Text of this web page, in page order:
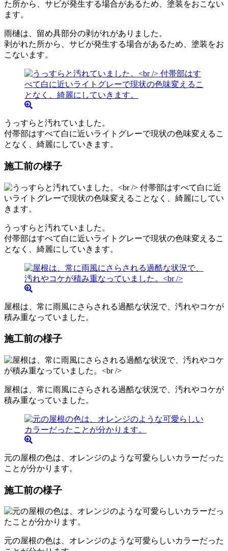
雨樋は、留め具部分の剥がれがありました。
剥がれた所から、サビが発生する場合があるため、塗装をお
こないます。
うっすらと汚れていました。
付帯部はすべて白に近いライトグレーで現状の色味変えるこ
となく、綺麗にしていきます。
施工前の様子
うっすらと汚れていました。
付帯部はすべて白に近いライトグレーで現状の色味変えるこ
となく、綺麗にしていきます。
屋根は、常に雨風にさらされる過酷な状況で、汚れやコケが
積み重なっていました。
施工前の様子
屋根は、常に雨風にさらされる過酷な状況で、汚れやコケが
積み重なっていました。
元の屋根の色は、オレンジのような可愛らしいカラーだった
ことが分かります。
施工前の様子
元の屋根の色は、オレンジのような可愛らしいカラーだった